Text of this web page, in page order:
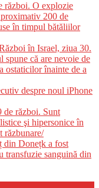
O explozie
200 de
în timpul bătăliilor
în Israel, ziua 30.
spune că are nevoie de
ostaticilor înainte de a
despre noul iPhone
război. Sunt
şi hipersonice în
răzbunare/
din Donețk a fost
transfuzie sanguină din